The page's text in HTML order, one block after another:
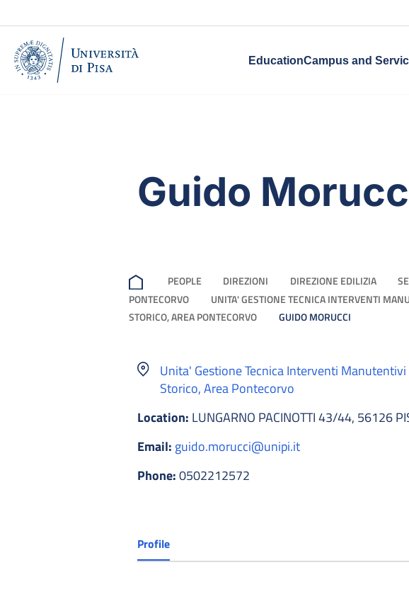
EducationCampus and
Guido
PEOPLE DIREZIONI DIREZIONE EDILIZIA
PONTECORVO
UNITA' GESTIONE TECNICA INTERVENTI
STORICO, AREA PONTECORVO
GUIDO MORUCCI
Unita' Gestione Tecnica Interventi
Storico, Area Pontecorvo
Location: LUNGARNO PACINOTTI 43/44, 56126
Email: guido.morucci@unipi.it
Phone:0502212572
Profile